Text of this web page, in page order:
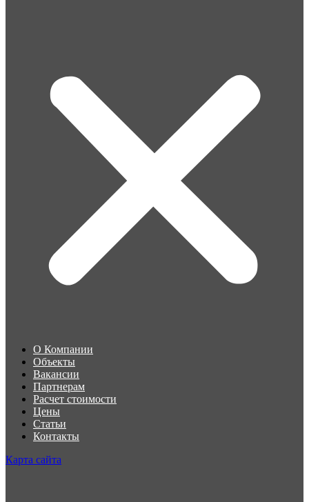
О Компании
Объекты
Вакансии
Партнерам
Расчет стоимости
Цены
Статьи
Контакты
Карта сайта